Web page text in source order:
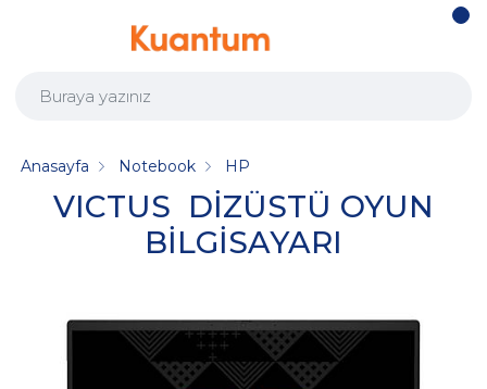
VICTUS DİZÜSTÜ OYUN
BİLGİSAYARI
Anasayfa Notebook HP